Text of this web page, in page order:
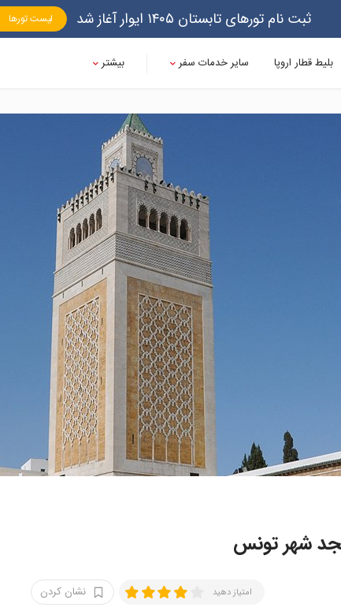
ثبت نام تورهای تابستان ۱۴۰۵ ایوار آغاز شد لیست تورها
بلیط قطار اروپا سایر خدمات سفر بیشتر
شهر تونس
امتیاز دهید نشان کردن